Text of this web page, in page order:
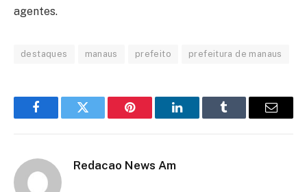
agentes.
destaques manaus prefeito prefeitura de manaus
FacebookTwitter Pinterest LinkedInTumblr Email
Redacao News Am